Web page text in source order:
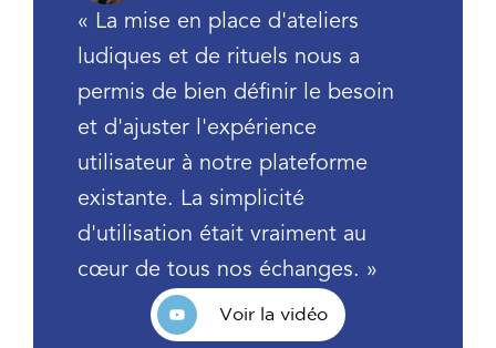
« La mise en place d'ateliers
ludiques et de rituels nous a
permis de bien définir le besoin
et d'ajuster l'expérience
utilisateur à notre plateforme
existante. La simplicité
d'utilisation était vraiment au
cœur de tous nos échanges. »
Voir la vidéo